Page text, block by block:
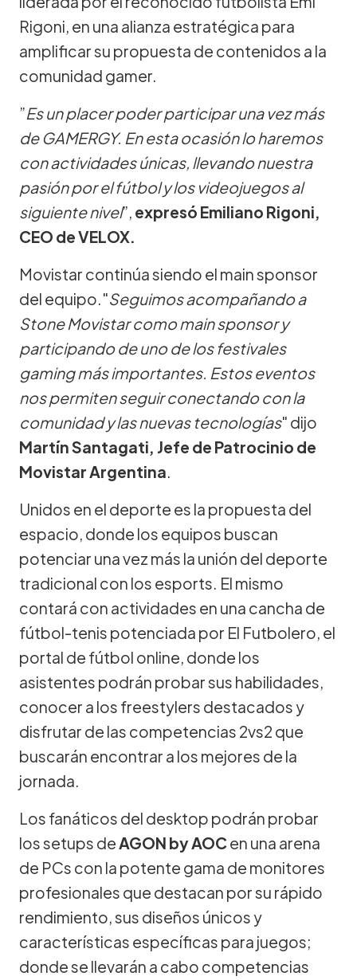
Rigoni, en una alianza estratégica para
amplificar su propuesta de contenidos a la
comunidad gamer.
”Es un placer poder participar una vez más
de GAMERGY. En esta ocasión lo haremos
con actividades únicas, llevando nuestra
pasión por el fútbol y los videojuegos al
siguiente nivel”, expresó Emiliano Rigoni,
CEO de VELOX.
Movistar continúa siendo el main sponsor
del equipo."Seguimos acompañando a
Stone Movistar como main sponsor y
participando de uno de los festivales
gaming más importantes. Estos eventos
nos permiten seguir conectando con la
comunidad y las nuevas tecnologías" dijo
Martín Santagati, Jefe de Patrocinio de
Movistar Argentina.
Unidos en el deporte es la propuesta del
espacio, donde los equipos buscan
potenciar una vez más la unión del deporte
tradicional con los esports. El mismo
contará con actividades en una cancha de
fútbol-tenis potenciada por El Futbolero, el
portal de fútbol online, donde los
asistentes podrán probar sus habilidades,
conocer a los freestylers destacados y
disfrutar de las competencias 2vs2 que
buscarán encontrar a los mejores de la
jornada.
Los fanáticos del desktop podrán probar
los setups de AGON by AOCen una arena
de PCs con la potente gama de monitores
profesionales que destacan por su rápido
rendimiento, sus diseños únicos y
características específicas para juegos;
donde se llevarán a cabo competencias